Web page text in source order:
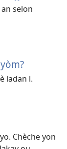
selon
ladan l.
Chèche yon